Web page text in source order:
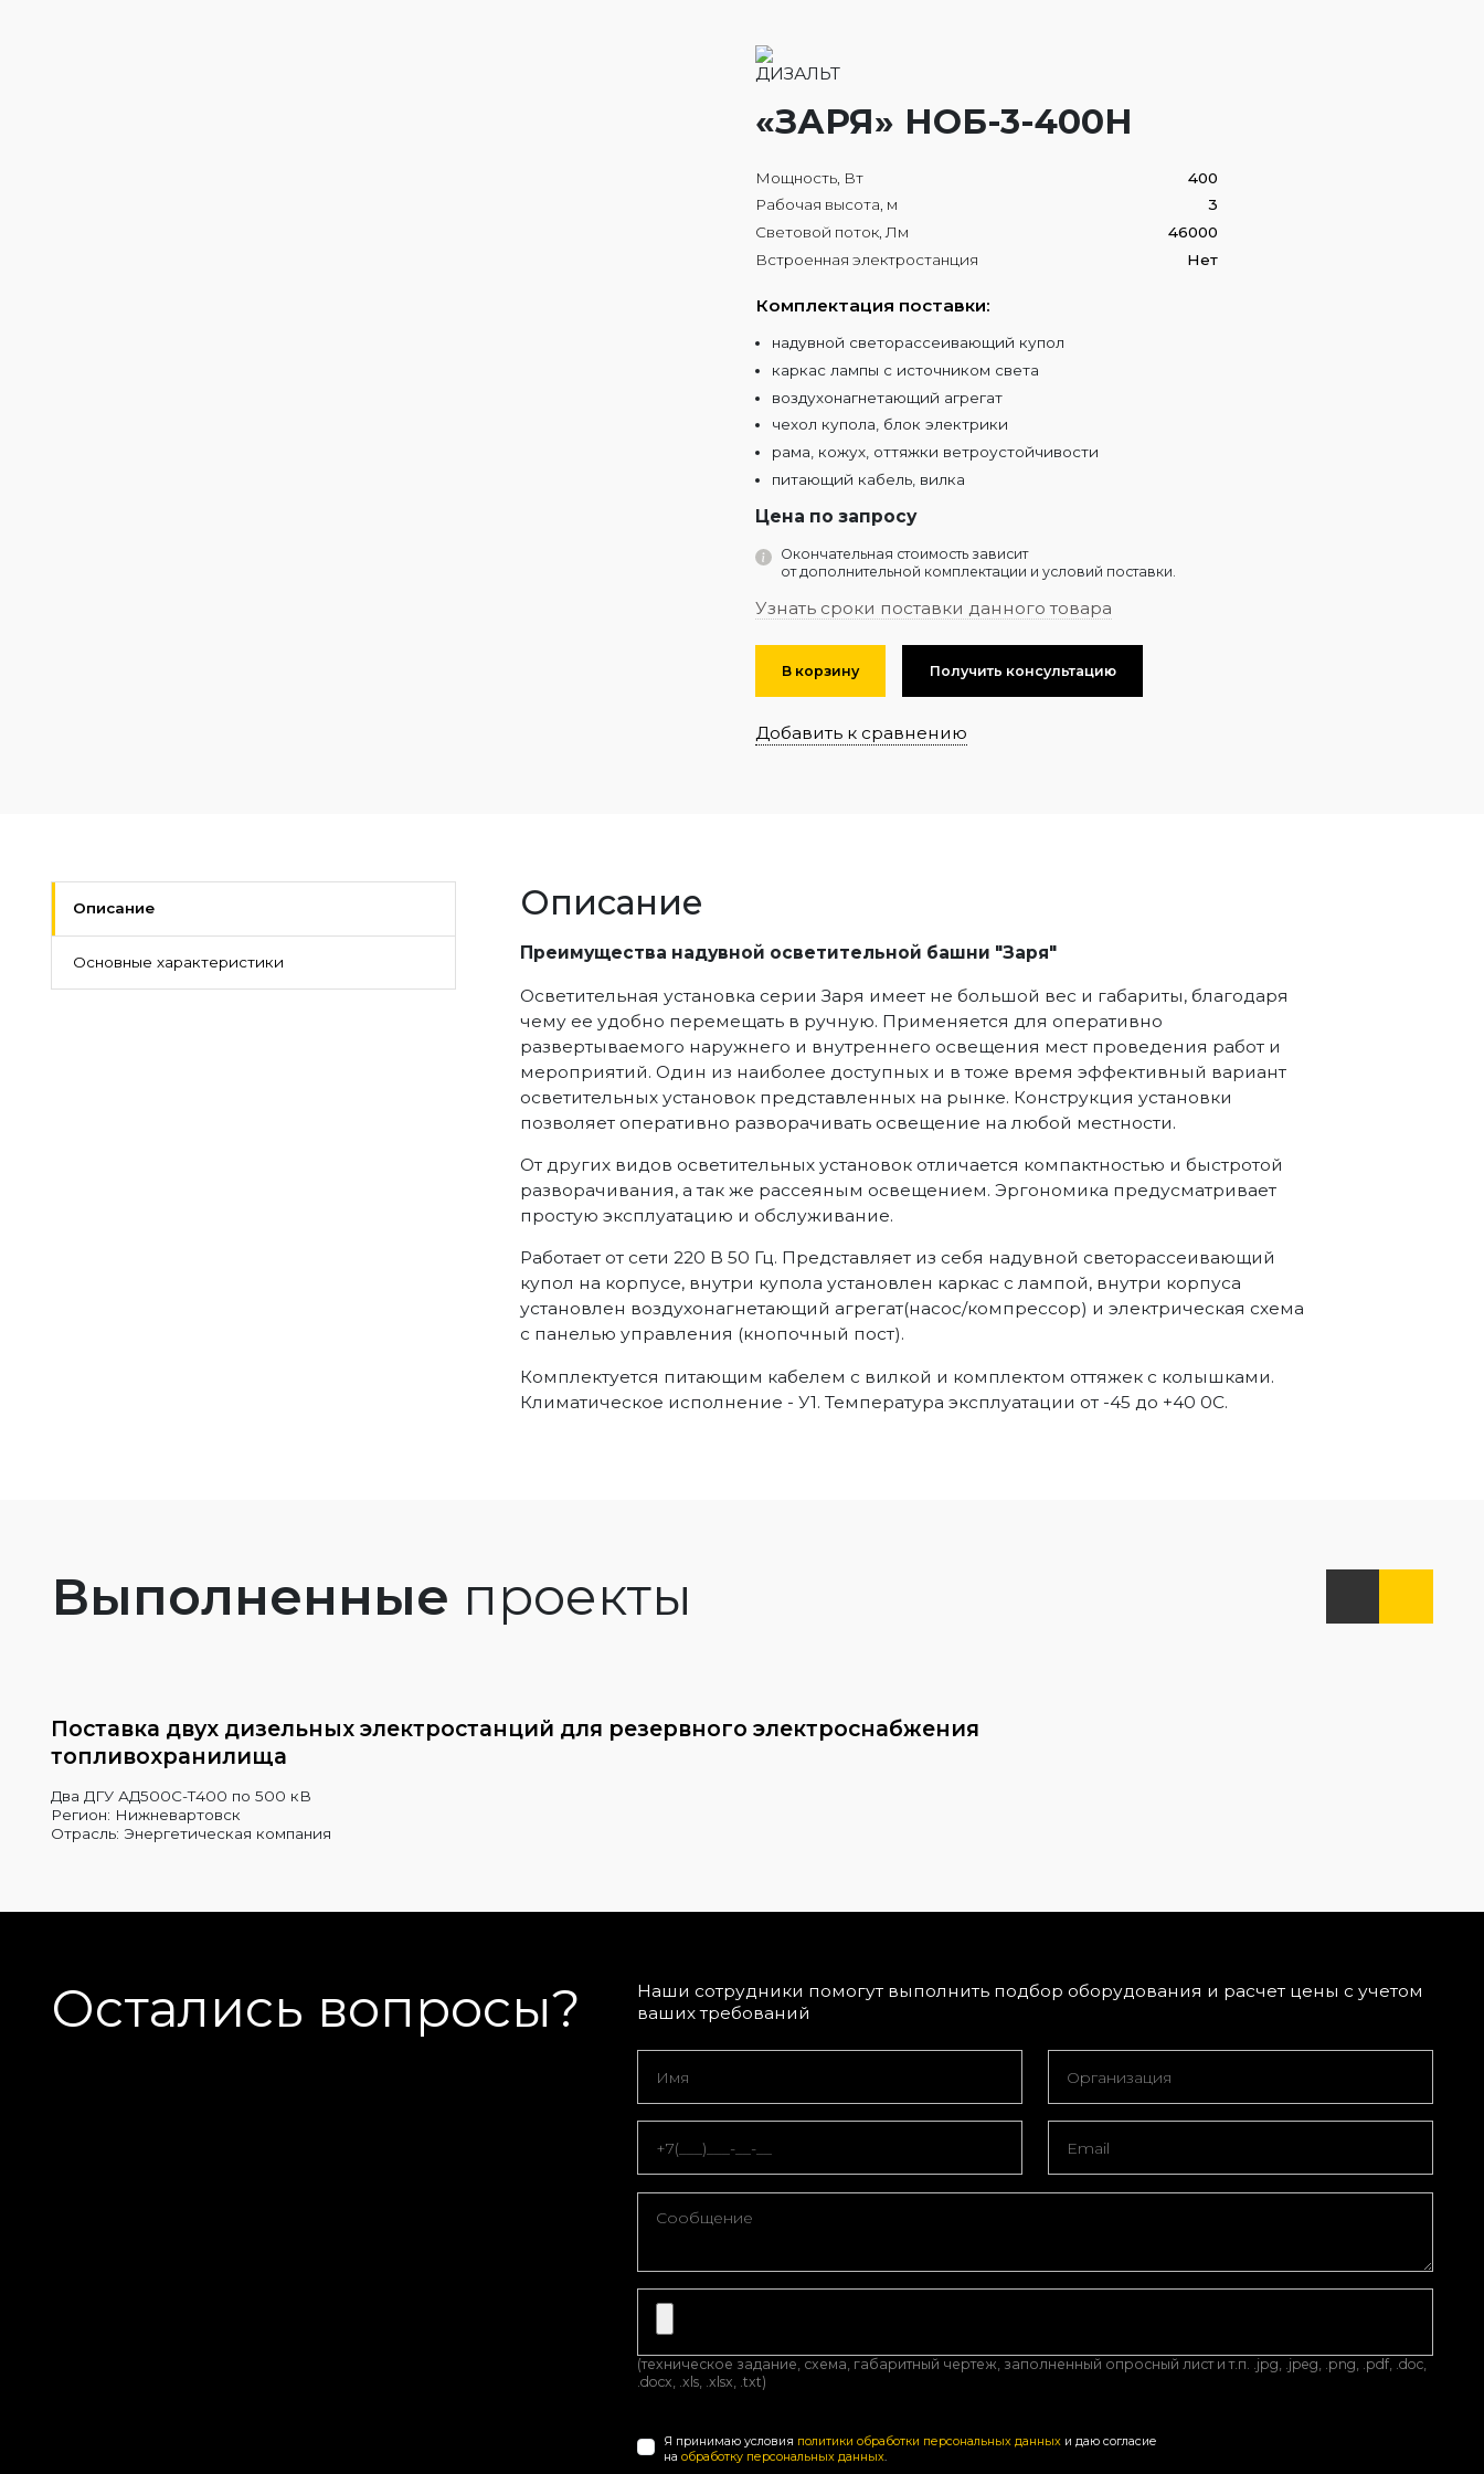
«ЗАРЯ» НОБ-3-400H
Мощность, Вт
400
Рабочая высота, м
3
Световой поток, Лм
46000
Встроенная электростанция
Нет
Комплектация поставки:
надувной светорассеивающий купол
каркас лампы с источником света
воздухонагнетающий агрегат
чехол купола, блок электрики
рама, кожух, оттяжки ветроустойчивости
питающий кабель, вилка
Цена по запросу
Окончательная стоимость зависит
от дополнительной комплектации и условий поставки.
Узнать сроки поставки данного товара
В корзину Получить консультацию
Добавить к сравнению
Описание
Основные характеристики
Описание
Преимущества надувной осветительной башни "Заря"
Осветительная установка серии Заря имеет не большой вес и габариты, благодаря
чему ее удобно перемещать в ручную. Применяется для оперативно
развертываемого наружнего и внутреннего освещения мест проведения работ и
мероприятий. Один из наиболее доступных и в тоже время эффективный вариант
осветительных установок представленных на рынке. Конструкция установки
позволяет оперативно разворачивать освещение на любой местности.
От других видов осветительных установок отличается компактностью и быстротой
разворачивания, а так же рассеяным освещением. Эргономика предусматривает
простую эксплуатацию и обслуживание.
Работает от сети 220 В 50 Гц. Представляет из себя надувной светорассеивающий
купол на корпусе, внутри купола установлен каркас с лампой, внутри корпуса
установлен воздухонагнетающий агрегат(насос/компрессор) и электрическая схема
с панелью управления (кнопочный пост).
Комплектуется питающим кабелем с вилкой и комплектом оттяжек с колышками.
Климатическое исполнение - У1. Температура эксплуатации от -45 до +40 0С.
Выполненные проекты
Поставка двух дизельных электростанций для резервного электроснабжения
топливохранилища
Два ДГУ АД500С-Т400 по 500 кВ
Регион: Нижневартовск
Отрасль: Энергетическая компания
Остались вопросы?
Наши сотрудники помогут выполнить подбор оборудования и расчет цены с учетом
ваших требований
(техническое задание, схема, габаритный чертеж, заполненный опросный лист и т.п. .jpg, .jpeg, .png, .pdf, .doc,
.docx, .xls, .xlsx, .txt)
Я принимаю условия политики обработки персональных данныхи даю согласие
на обработку персональных данных.